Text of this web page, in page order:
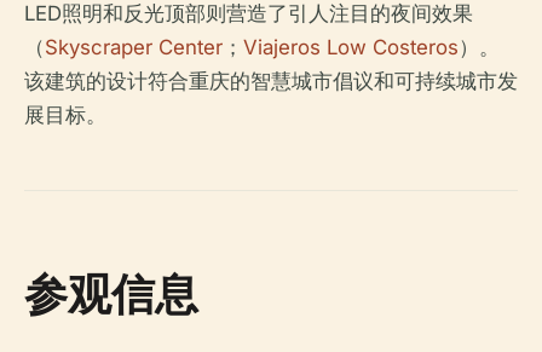
LED照明和反光顶部则营造了引人注目的夜间效果
（Skyscraper Center ； Viajeros Low Costeros）。
该建筑的设计符合重庆的智慧城市倡议和可持续城市发
展目标。
参观信息